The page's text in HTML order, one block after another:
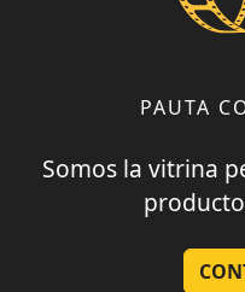
PAUTA
Somos la vitrina